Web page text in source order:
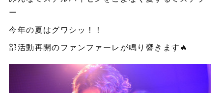
ー
今年の夏はグワシッ！！
部活動再開のファンファーレが鳴り響きます🔥